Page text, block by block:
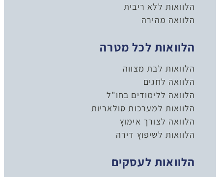
הלוואות ללא ריבית
הלוואה מהירה
הלוואות לכל מטרה
הלוואות לבת מצווה
הלוואה לחגים
הלוואה ללימודים בחו"ל
הלוואות למערכות סולאריות
הלוואה לצורך אימוץ
הלוואות לשיפוץ דירה
הלוואות לעסקים